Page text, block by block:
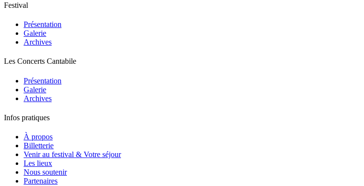
Festival
Présentation
Galerie
Archives
Les Concerts Cantabile
Présentation
Galerie
Archives
Infos pratiques
À propos
Billetterie
Venir au festival & Votre séjour
Les lieux
Nous soutenir
Partenaires